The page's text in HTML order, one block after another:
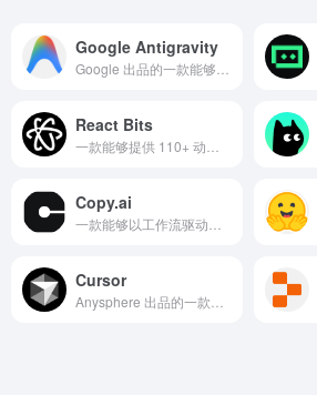
Google Antigravity
React Bits
Copy.ai
Cursor